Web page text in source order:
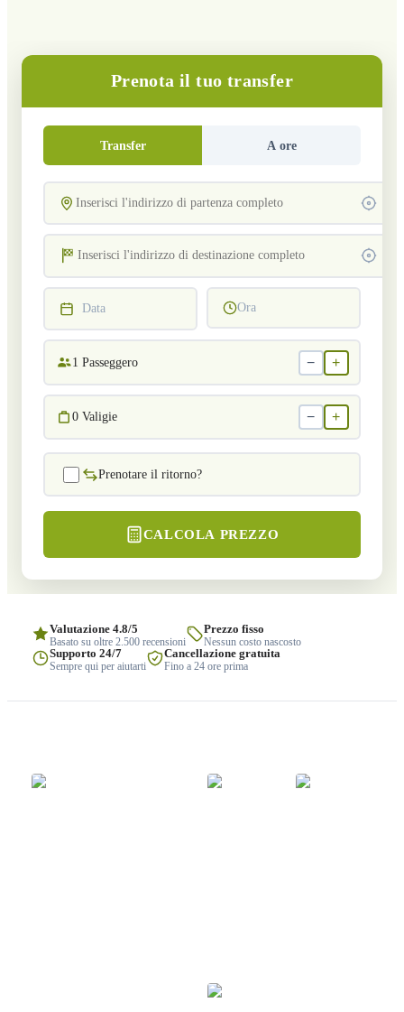
Prenota il tuo transfer
Transfer A ore
Data Ora
1 Passeggero − +
0 Valigie − +
Prenotare il ritorno?
CALCOLA PREZZO
Valutazione 4.8/5
Basato su oltre 2.500 recensioni
Prezzo fisso
Nessun costo nascosto
Supporto 24/7
Sempre qui per aiutarti
Cancellazione gratuita
Fino a 24 ore prima